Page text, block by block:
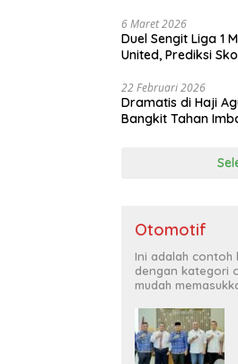
6 Maret 2026
Duel Sengit Liga 1
United, Prediksi
22 Februari 2026
Dramatis di Haji
Bangkit Tahan
Otomotif
Ini adalah contoh
dengan kategori
mudah